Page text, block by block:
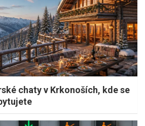
chaty v Krkonoších, kde se